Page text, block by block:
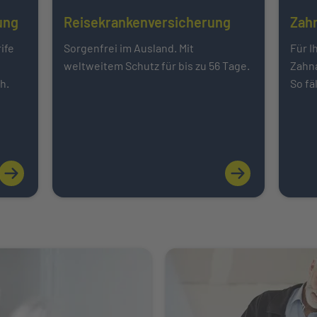
Reisekrankenversicherung
Sorgenfrei im Ausland. Mit
weltweitem Schutz für bis zu 56 Tage.
Mehr über erfahren
Für
So